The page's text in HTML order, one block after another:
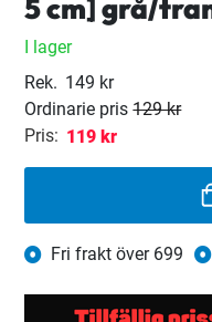
5 cm] grå/
I lager
Rek. 149 kr
Ordinarie pris 129 kr
Pris: 119 kr
Fri frakt över 699